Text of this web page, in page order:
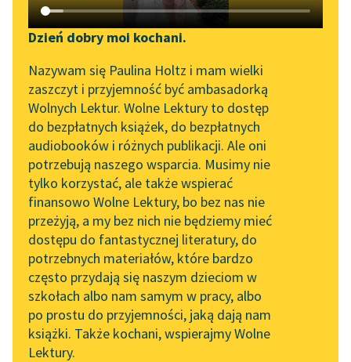
Katalog DAISY
Podkasty o książkach
Zgłoś brak utworu
Aktualności
„Prokurator Alicja Horn”
do słuchania
Byliśmy częścią AI Impact
Lab
Zapraszamy na spotkanie
online z tłumaczkami
literatury skandynawskiej
Spotkanie z Katarzyną
Tunkiel w Oslo
102. lata temu zmarł
Joseph Conrad
Narzędzia
Mapa Wolnych Lektur
Leśmianator
Przewodnik dla piszących i
czytających
API
OAI-PMH
Widget Wolnych Lektur
Przypisy
Dzień dobry moi kochani.
Nazywam się Paulina Holtz i mam wielki
zaszczyt i przyjemność być ambasadorką
Wolnych Lektur. Wolne Lektury to dostęp
do bezpłatnych książek, do bezpłatnych
audiobooków i różnych publikacji. Ale oni
potrzebują naszego wsparcia. Musimy nie
tylko korzystać, ale także wspierać
finansowo Wolne Lektury, bo bez nas nie
przeżyją, a my bez nich nie będziemy mieć
dostępu do fantastycznej literatury, do
potrzebnych materiałów, które bardzo
często przydają się naszym dzieciom w
szkołach albo nam samym w pracy, albo
po prostu do przyjemności, jaką dają nam
książki. Także kochani, wspierajmy Wolne
Lektury.
Mikołaj Sęp Szarzyński
Pieśń I (O bożej
opatrzności na
świecie)
A my na twoje sprawy,
choć wzrok ciemny
mamy,
Kiedy cie poznać
chcemy, dotknąć sie...
Czytaj więcej